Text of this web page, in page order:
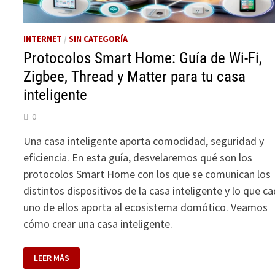
INTERNET /SIN CATEGORÍA
Protocolos Smart Home: Guía de Wi-Fi,
Zigbee, Thread y Matter para tu casa
inteligente
0
Una casa inteligente aporta comodidad, seguridad y
eficiencia. En esta guía, desvelaremos qué son los
protocolos Smart Home con los que se comunican los
distintos dispositivos de la casa inteligente y lo que
uno de ellos aporta al ecosistema domótico. Veamos
cómo crear una casa inteligente.
PROTOCOLOS
SMART
HOME:
LEER MÁS